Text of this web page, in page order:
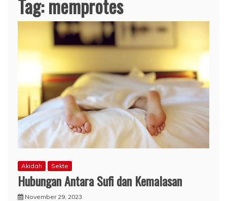
Tag:memprotes
Akidah Sekte
Hubungan Antara Sufi dan Kemalasan
November 29, 2023